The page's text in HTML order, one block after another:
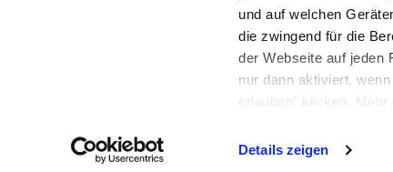
und auf welchen
die zwingend für die
der Webseite auf jeden
nur dann aktiviert,
erlauben" klicken.
Details zeigen
Alle Preise